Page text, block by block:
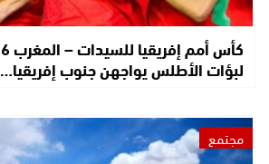
لبؤات الأطلس يواجهن جنوب إفريقيا…
مجتمع